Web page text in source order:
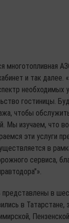
многотопливная
и так
необходимых
гостиницы.
чтобы
Мы изучаем, что
эти услуги
в
сервиса,
представлены в
в Татарстане,